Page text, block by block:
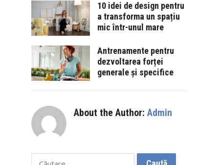
10 idei de design pentru
a transforma un spațiu
mic într-unul mare
Antrenamente pentru
dezvoltarea forței
generale și specifice
About the Author: Admin
Caută